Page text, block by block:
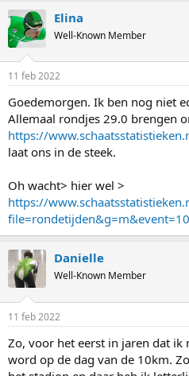
c
t
i
s
Elina
Well-Known Member
11 feb 2022
Goedemorgen. Ik ben nog niet
Allemaal rondjes 29.0 brengen
https://
laat ons in de steek.
Oh wacht> hier wel >
https://
Danielle
Well-Known Member
11 feb 2022
Zo, voor het eerst in jaren dat ik
word op de dag van de 10km.